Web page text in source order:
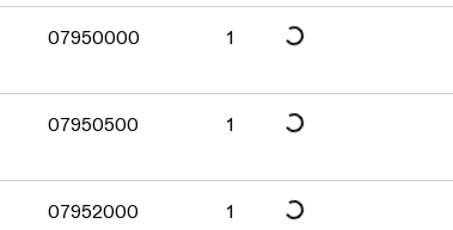
07950000 1 Daten werden geladen. Bitte warten...
07950500 1
07952000 1